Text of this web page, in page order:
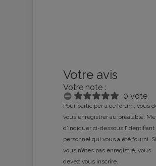
Votre avis
Votre note :
0 vote
Pour participer à ce forum, vous
vous enregistrer au préalable.
d’indiquer ci-dessous l’identifiant
personnel qui vous a été fourni. Si
vous n’êtes pas enregistré, vous
devez vous inscrire.